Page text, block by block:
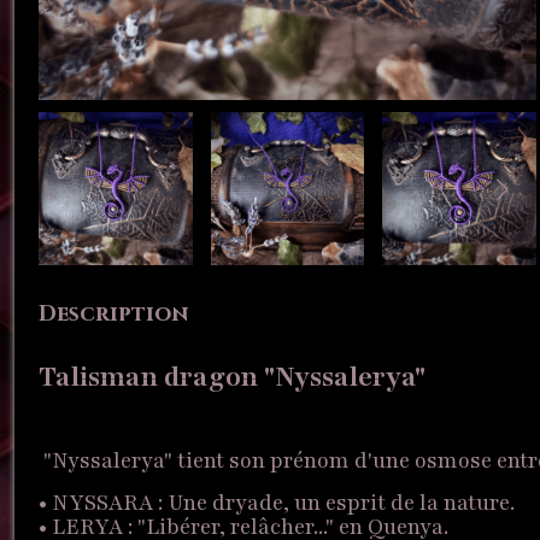
Description
Talisman dragon "Nyssalerya"
"Nyssalerya" tient son prénom d'une osmose
• NYSSARA : Une dryade, un esprit de la nature.
• LERYA : "Libérer, relâcher..." en Quenya.